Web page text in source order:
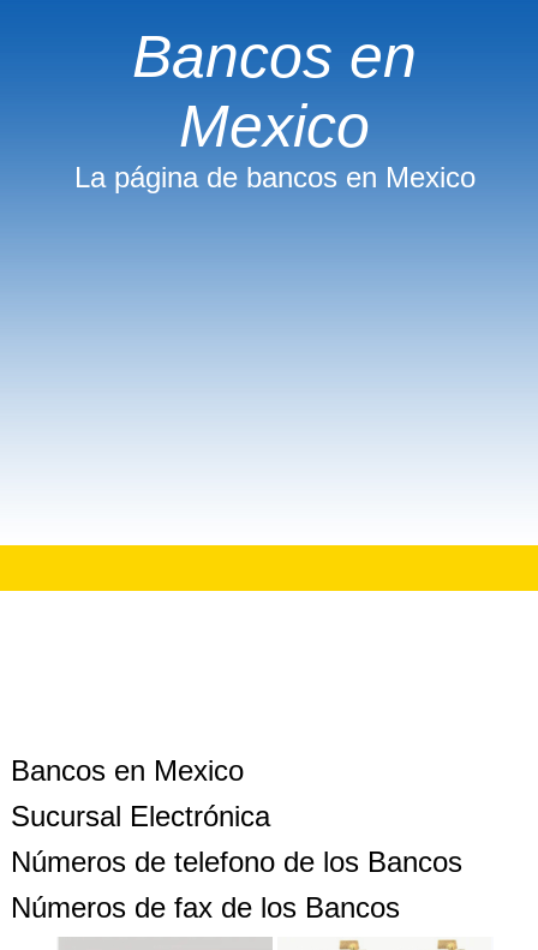
Bancos en
Mexico
La página de bancos en Mexico
Bancos en Mexico
Sucursal Electrónica
Números de telefono de los Bancos
Números de fax de los Bancos